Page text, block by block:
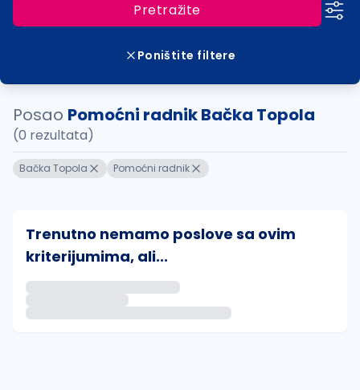
Pretražite
Poništite filtere
Posao Pomoćni radnik Bačka Topola
(0 rezultata)
Bačka Topola Pomoćni radnik
Trenutno nemamo poslove sa ovim
kriterijumima, ali...